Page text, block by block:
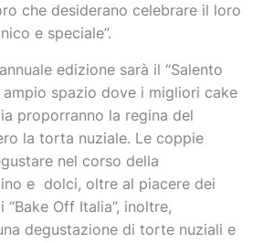
che desiderano celebrare il loro
e speciale”.
edizione sarà il “Salento
ampio spazio dove i migliori cake
proporranno la regina del
la torta nuziale. Le coppie
nel corso della
e dolci, oltre al piacere dei
Off Italia”, inoltre,
degustazione di torte nuziali e